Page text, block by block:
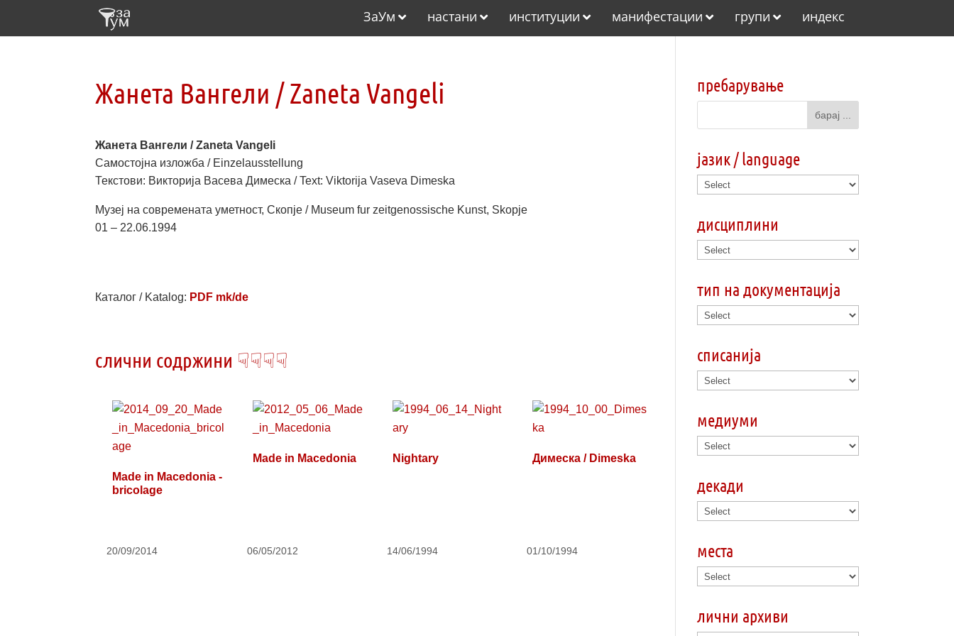
ЗаУм настани институции манифестации групи индекс
Жанета Вангели / Zaneta Vangeli
Жанета Вангели / Zaneta Vangeli
Самостојна изложба / Einzelausstellung
Текстови: Викторија Васева Димеска / Text: Viktorija Vaseva Dimeska
Музеј на современата уметност, Скопје / Museum fur zeitgenossische Kunst, Skopje
01 – 22.06.1994
Каталог / Katalog: PDF mk/de
слични содржини ☟☟☟☟
Made in Macedonia -
bricolage
20/09/2014
Made in Macedonia
06/05/2012
Nightary
14/06/1994
Димеска / Dimeska
01/10/1994
пребарување
јазик / language
дисциплини
тип на документација
списанија
медиуми
декади
места
лични архиви